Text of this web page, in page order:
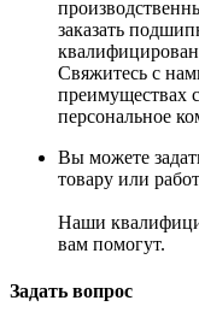
заказать
Свяжитесь с
преимуществах
персональное
Вы можете
товару или
Наши
вам помогут.
Задать вопрос